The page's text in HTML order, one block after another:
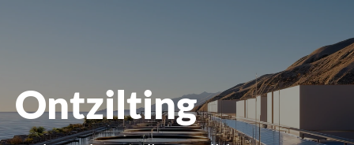
Ontzilting